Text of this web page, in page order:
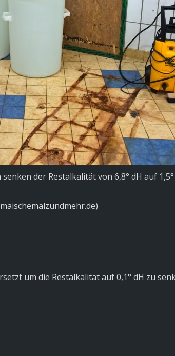
der Restalkalität von 6,8° dH auf 1,5°
um die Restalkalität auf 0,1° dH zu